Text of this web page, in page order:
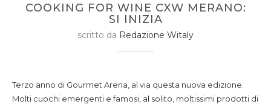
COOKING FOR WINE CXW MERANO:
SI INIZIA
scritto da Redazione Witaly
si parte, con un brindisi , Contadi Castaldi, e un tributo
all' Abruzzo
Terzo anno di Gourmet Arena, al via questa nuova edizione.
Molti cuochi emergenti e famosi, al solito, moltissimi prodotti di